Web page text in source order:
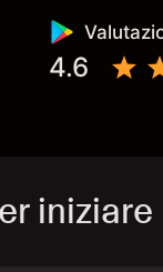
4.6
iniziare